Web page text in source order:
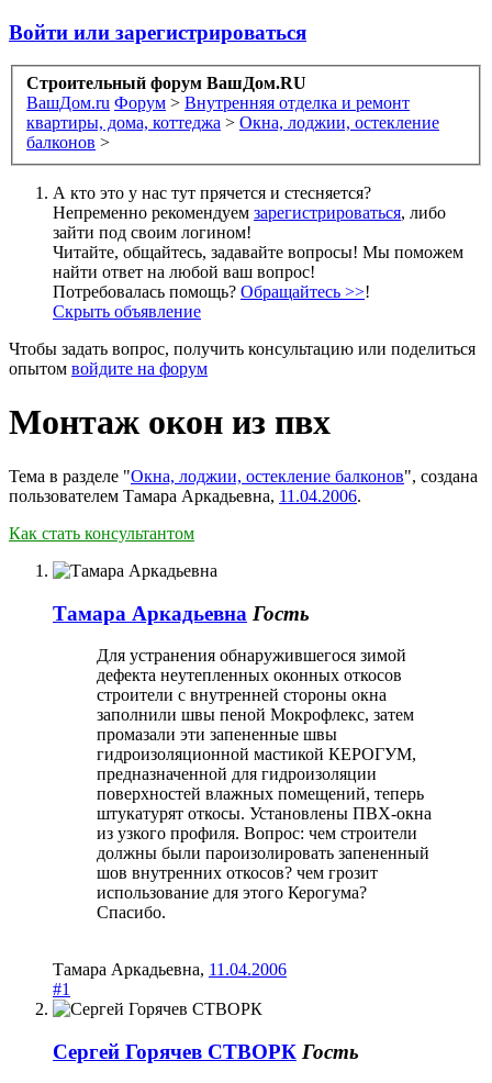
Войти или зарегистрироваться
Строительный форум ВашДом.RU
ВашДом.ru Форум > Внутренняя отделка и ремонт
квартиры, дома, коттеджа > Окна, лоджии, остекление
балконов >
А кто это у нас тут прячется и стесняется?
Непременно рекомендуем зарегистрироваться, либо
зайти под своим логином!
Читайте, общайтесь, задавайте вопросы! Мы поможем
найти ответ на любой ваш вопрос!
Потребовалась помощь? Обращайтесь >>!
Скрыть объявление
Чтобы задать вопрос, получить консультацию или поделиться
опытом войдите на форум
Монтаж окон из пвх
Тема в разделе "Окна, лоджии, остекление балконов", создана
пользователем Тамара Аркадьевна, 11.04.2006.
Как стать консультантом
Тамара Аркадьевна Гость
Для устранения обнаружившегося зимой
дефекта неутепленных оконных откосов
строители с внутренней стороны окна
заполнили швы пеной Мокрофлекс, затем
промазали эти запененные швы
гидроизоляционной мастикой КЕРОГУМ,
предназначенной для гидроизоляции
поверхностей влажных помещений, теперь
штукатурят откосы. Установлены ПВХ-окна
из узкого профиля. Вопрос: чем строители
должны были пароизолировать запененный
шов внутренних откосов? чем грозит
использование для этого Керогума?
Спасибо.
Тамара Аркадьевна, 11.04.2006
#1
Сергей Горячев СТВОРК Гость